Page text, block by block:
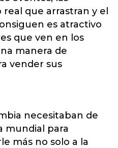
que arrastran y el
es atractivo
que ven en los
manera de
vender sus
necesitaban de
mundial para
más no solo a la